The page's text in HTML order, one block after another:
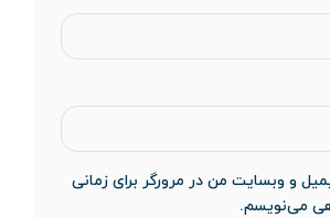
و وبسایت من در مرورگر برای زمانی
می‌نویسم.